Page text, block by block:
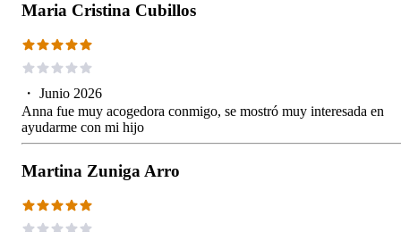
Maria Cristina Cubillos
・ Junio 2026
Anna fue muy acogedora conmigo, se mostró muy interesada en
ayudarme con mi hijo
Martina Zuniga Arro